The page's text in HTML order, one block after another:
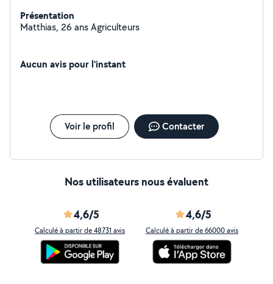
Présentation
Matthias, 26 ans Agriculteurs
Aucun avis pour l'instant
Voir le profil Contacter
Nos utilisateurs nous évaluent
4,6/5
Calculé à partir de 48731 avis
4,6/5
Calculé à partir de 66000 avis